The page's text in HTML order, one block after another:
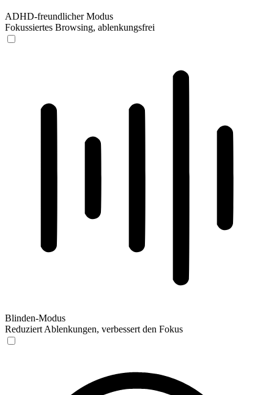
ADHD-freundlicher Modus
Fokussiertes Browsing, ablenkungsfrei
Blinden-Modus
Reduziert Ablenkungen, verbessert den Fokus